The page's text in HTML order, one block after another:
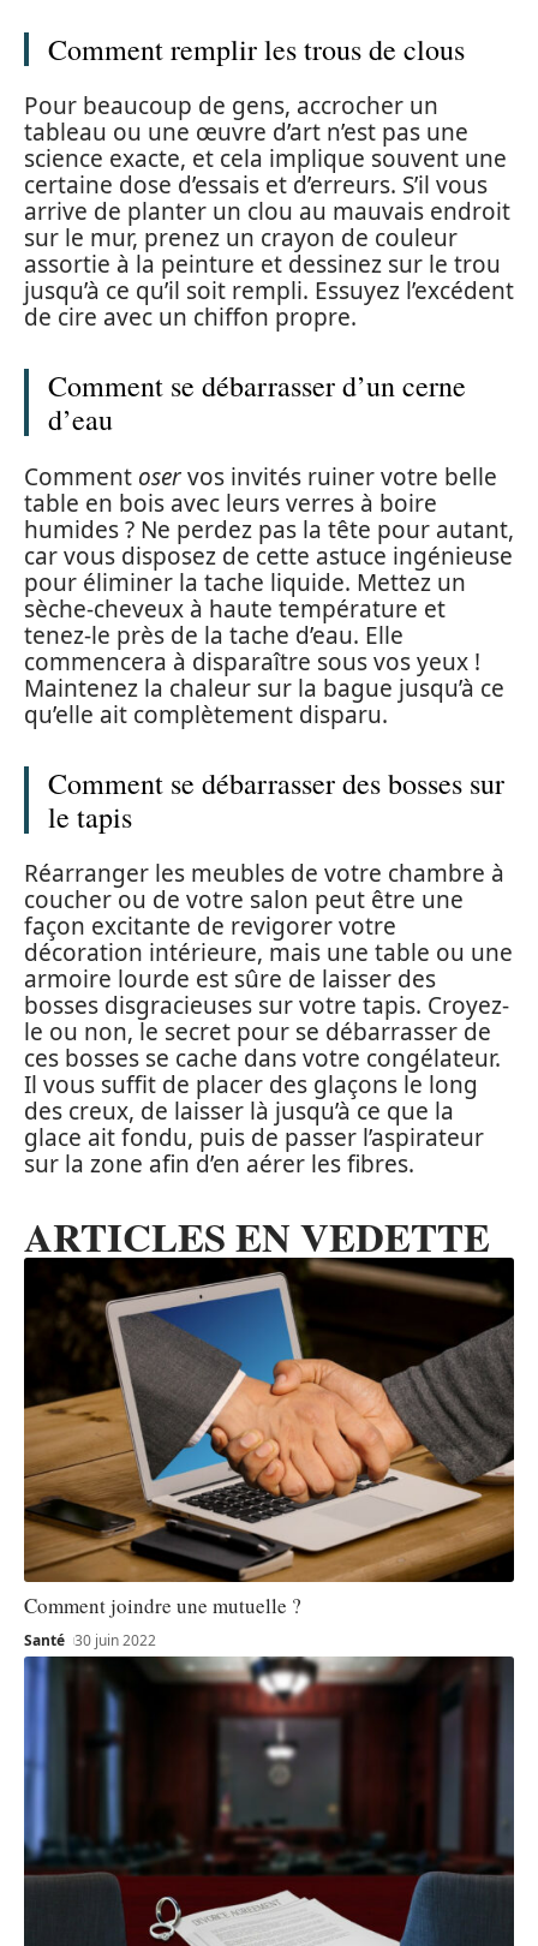
Comment remplir les trous de clous
Pour beaucoup de gens, accrocher un
tableau ou une œuvre d’art n’est pas une
science exacte, et cela implique souvent une
certaine dose d’essais et d’erreurs. S’il vous
arrive de planter un clou au mauvais endroit
sur le mur, prenez un crayon de couleur
assortie à la peinture et dessinez sur le trou
jusqu’à ce qu’il soit rempli. Essuyez l’excédent
de cire avec un chiffon propre.
Comment se débarrasser d’un cerne
d’eau
Comment oservos invités ruiner votre belle
table en bois avec leurs verres à boire
humides ? Ne perdez pas la tête pour autant,
car vous disposez de cette astuce ingénieuse
pour éliminer la tache liquide. Mettez un
sèche-cheveux à haute température et
tenez-le près de la tache d’eau. Elle
commencera à disparaître sous vos yeux !
Maintenez la chaleur sur la bague jusqu’à ce
qu’elle ait complètement disparu.
Comment se débarrasser des bosses sur
le tapis
Réarranger les meubles de votre chambre à
coucher ou de votre salon peut être une
façon excitante de revigorer votre
décoration intérieure, mais une table ou une
armoire lourde est sûre de laisser des
bosses disgracieuses sur votre tapis. Croyez-
le ou non, le secret pour se débarrasser de
ces bosses se cache dans votre congélateur.
Il vous suffit de placer des glaçons le long
des creux, de laisser là jusqu’à ce que la
glace ait fondu, puis de passer l’aspirateur
sur la zone afin d’en aérer les fibres.
ARTICLES EN VEDETTE
Comment joindre une mutuelle ?
Santé 30 juin 2022